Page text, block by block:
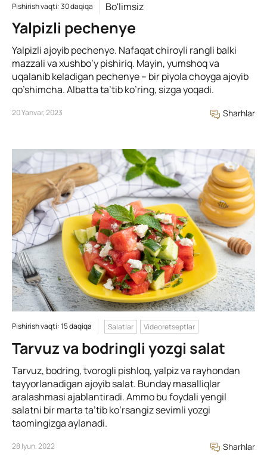
Pishirish vaqti: 30 daqiqa Bo'limsiz
Yalpizli pechenye
Yalpizli ajoyib pechenye. Nafaqat chiroyli rangli balki
mazzali va xushbo’y pishiriq. Mayin, yumshoq va
uqalanib keladigan pechenye – bir piyola choyga ajoyib
qo’shimcha. Albatta ta’tib ko’ring, sizga yoqadi.
20 Yanvar, 2023 Sharhlar
Pishirish vaqti: 15 daqiqa Salatlar Videoretseptlar
Tarvuz va bodringli yozgi salat
Tarvuz, bodring, tvorogli pishloq, yalpiz va rayhondan
tayyorlanadigan ajoyib salat. Bunday masalliqlar
aralashmasi ajablantiradi. Ammo bu foydali yengil
salatni bir marta ta’tib ko’rsangiz sevimli yozgi
taomingizga aylanadi.
28 Iyun, 2022 Sharhlar